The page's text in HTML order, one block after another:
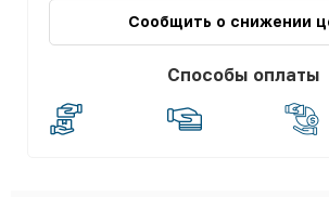
Сообщить о снижении
Способы оплаты